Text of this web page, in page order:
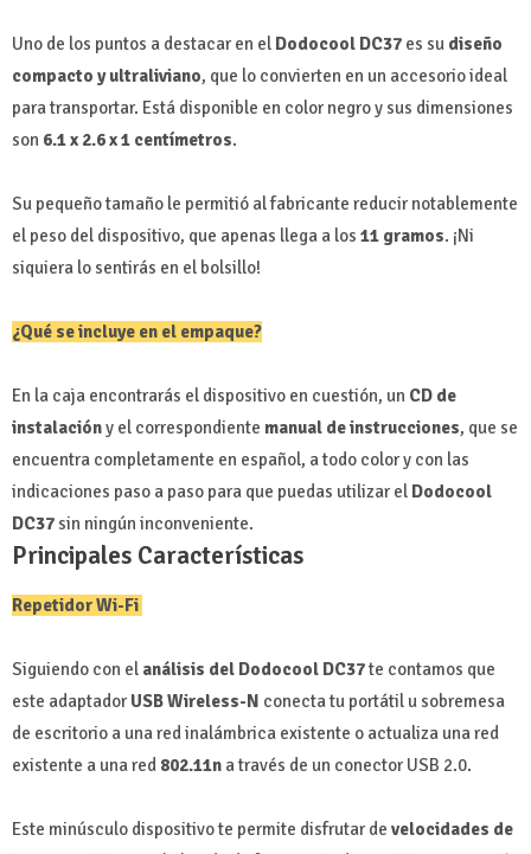
Uno de los puntos a destacar en el Dodocool DC37 es su diseño
compacto y ultraliviano, que lo convierten en un accesorio ideal
para transportar. Está disponible en color negro y sus dimensiones
son 6.1 x 2.6 x 1 centímetros.
Su pequeño tamaño le permitió al fabricante reducir notablemente
el peso del dispositivo, que apenas llega a los 11 gramos. ¡Ni
siquiera lo sentirás en el bolsillo!
¿Qué se incluye en el empaque?
En la caja encontrarás el dispositivo en cuestión, un CD de
instalacióny el correspondiente manual de instrucciones, que se
encuentra completamente en español, a todo color y con las
indicaciones paso a paso para que puedas utilizar el Dodocool
DC37 sin ningún inconveniente.
Principales Características
Repetidor Wi-Fi
Siguiendo con el análisis del Dodocool DC37te contamos que
este adaptador USB Wireless-N conecta tu portátil u sobremesa
de escritorio a una red inalámbrica existente o actualiza una red
existente a una red 802.11n a través de un conector USB 2.0.
Este minúsculo dispositivo te permite disfrutar de velocidades de